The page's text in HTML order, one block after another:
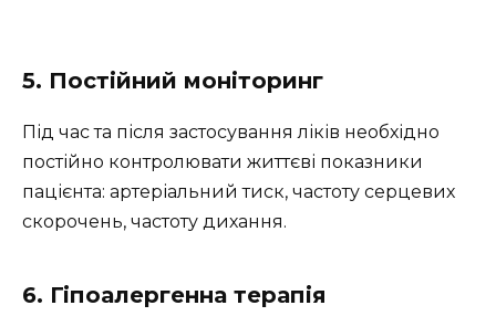
5. Постійний моніторинг
Під час та після застосування ліків необхідно
постійно контролювати життєві показники
пацієнта: артеріальний тиск, частоту серцевих
скорочень, частоту дихання.
6. Гіпоалергенна терапія